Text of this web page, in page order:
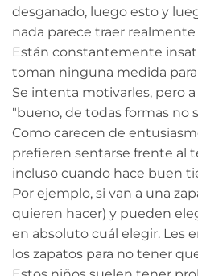
desganado, luego esto y
nada parece traer realmente
Están constantemente
toman ninguna medida
Se intenta motivarles, pero
"bueno, de todas formas no
Como carecen de
prefieren sentarse frente al
incluso cuando hace buen
Por ejemplo, si van a una
quieren hacer) y pueden
en absoluto cuál elegir. Les
los zapatos para no tener